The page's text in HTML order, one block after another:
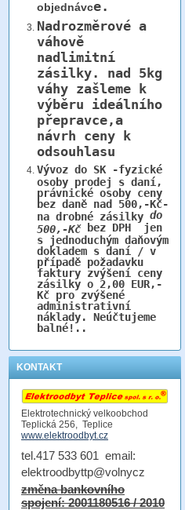
objednávce.
Nadrozměrové a
váhově
nadlimitní
zásilky. nad 5kg
váhy zašleme k
výběru ideálního
přepravce,a
návrh ceny k
odsouhlasu
Vývoz do SK -fyzické
osoby prodej s daní,
právnické osoby ceny
bez daně nad 500,-Kč-
na drobné zásilky do
500,-Kčbez DPH jen
s jednoduchým daňovým
dokladem s daní / v
případě požadavku
faktury zvýšení ceny
zásilky o 2,00 EUR,-
Kč pro zvýšené
administrativní
náklady. Neúčtujeme
balné!..
KONTAKT
Elektrotechnický velkoobchod
Teplická 256, Teplice
www.elektroodbyt.cz
tel.417 533 601 email:
elektroodbyttp@volnycz
změna bankovního
spojení: 2001180516 / 2010